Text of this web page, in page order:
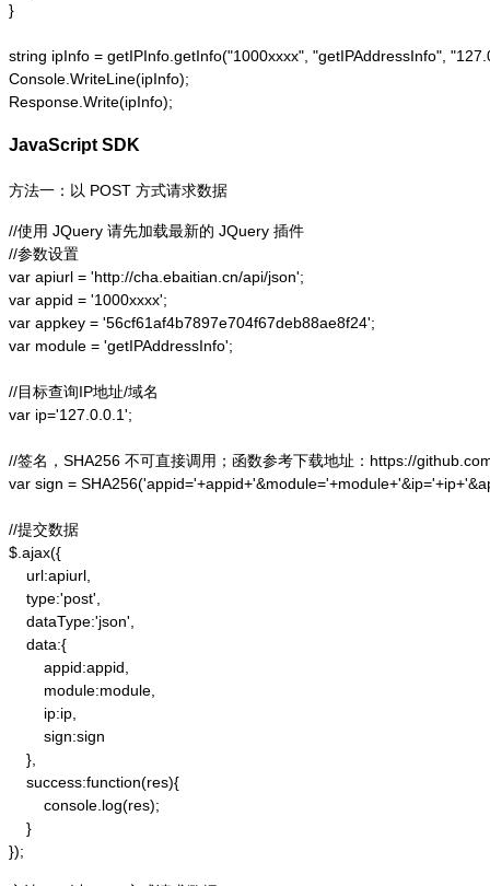
}
string ipInfo = getIPInfo.getInfo("1000xxxx", "getIPAddressInfo",
Console.WriteLine(ipInfo);
Response.Write(ipInfo);
JavaScript SDK
方法一：以 POST 方式请求数据
//使用 JQuery 请先加载最新的 JQuery 插件
//参数设置
var apiurl = 'http://cha.ebaitian.cn/api/json';
var appid = '1000xxxx';
var appkey = '56cf61af4b7897e704f67deb88ae8f24';
var module = 'getIPAddressInfo';
//目标查询IP地址/域名
var ip='127.0.0.1';
//签名，SHA256 不可直接调用；函数参考下载地址：https://
var sign =
//提交数据
$.ajax({
    url:apiurl,
    type:'post',
    dataType:'json',
    data:{
        appid:appid,
        module:module,
        ip:ip,
        sign:sign
    },
    success:function(res){
        console.log(res);
    }
});